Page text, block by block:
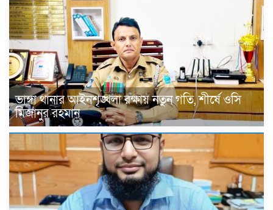
ভাঙ্গা থানার আইনশৃঙ্খলা রক্ষায় নতুন গতি, শীর্ষে ওসি
মিজানুর রহমান